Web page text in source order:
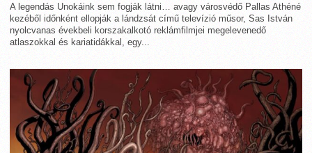
A legendás Unokáink sem fogják látni… avagy városvédő Pallas Athéné
kezéből időnként ellopják a lándzsát című televízió műsor, Sas István
nyolcvanas évekbeli korszakalkotó reklámfilmjei megelevenedő
atlaszokkal és kariatidákkal, egy...